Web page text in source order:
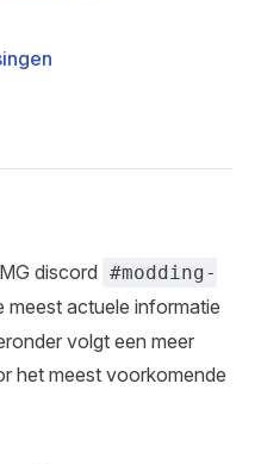
discord #modding-
meest actuele informatie
volgt een meer
het meest voorkomende